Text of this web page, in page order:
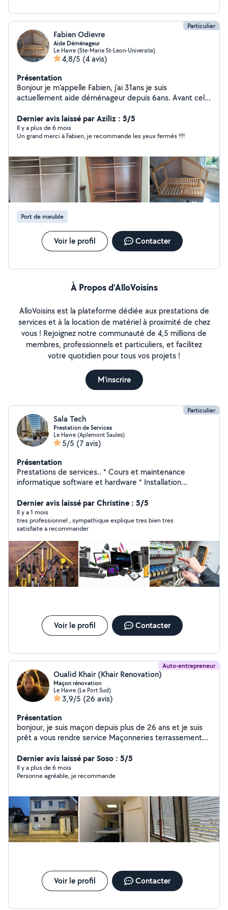
Particulier
Fabien Odievre
Aide Déménageur
Le Havre (Ste-Marie St-Leon-Universite)
4,8/5 (4 avis)
Présentation
Bonjour je m'appelle Fabien, j'ai 31ans je suis
actuellement aide déménageur depuis 6ans. Avant cela
ses mains mais je sais utiliser mon cerveau quand
même. Habituer a démonter/remonter n'importe quel
mobilier. Je suis ponctuel et minutieux
Dernier avis laissé par Aziliz : 5/5
Il y a plus de 6 mois
Un grand merci à Fabien, je recommande les yeux fermés !!!!
Port de meuble
Voir le profil Contacter
À Propos d’AlloVoisins
AlloVoisins est la plateforme dédiée aux prestations de
services et à la location de matériel à proximité de chez
vous ! Rejoignez notre communauté de 4,5 millions de
membres, professionnels et particuliers, et facilitez
votre quotidien pour tous vos projets !
M'inscrire
Particulier
Sala Tech
Prestation de Services
Le Havre (Aplemont Saules)
5/5 (7 avis)
Présentation
Prestations de services.. * Cours et maintenance
informatique software et hardware * Installation
Dernier avis laissé par Christine : 5/5
Il y a 1 mois
tres professionnel , sympathique explique tres bien tres
satisfaite a recommander
Voir le profil Contacter
Auto-entrepreneur
Oualid Khair (Khair Renovation)
Maçon rénovation
Le Havre (Le Port Sud)
3,9/5 (26 avis)
Présentation
bonjour, je suis maçon depuis plus de 26 ans et je suis
prêt a vous rendre service Maçonneries terrassement
répondre plus
Dernier avis laissé par Soso : 5/5
Il y a plus de 6 mois
Personne agréable, je recommande
Voir le profil Contacter